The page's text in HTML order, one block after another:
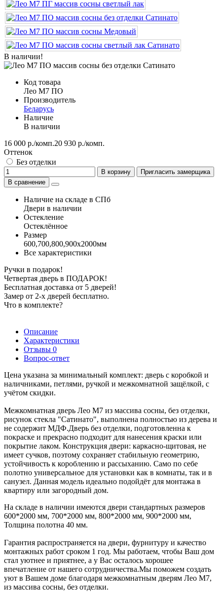
В наличии!
Код товара
Лео М7 ПО
Производитель
Беларусь
Наличие
В наличии
16 000 р./комп.20 930 р./комп.
Оттенок
Без отделки
В корзину
Пригласить замерщика
В сравнение
Наличие на складе в СПб
Двери в наличии
Остекление
Остеклённое
Размер
600,700,800,900х2000мм
Все характеристики
Ручки в подарок!
Четвертая дверь в ПОДАРОК!
Бесплатная доставка от 5 дверей!
Замер от 2-х дверей бесплатно.
Что в комплекте?
Описание
Характеристики
Отзывы 0
Вопрос-ответ
Цена указана за минимальный комплект: дверь с коробкой и
наличниками, петлями, ручкой и межкомнатной защёлкой, с
учётом скидки.
Межкомнатная дверь Лео М7 из массива сосны, без отделки,
рисунок стекла "Сатинато", выполнена полностью из дерева и
не содержит МДФ.Дверь без отделки, подготовленна к
покраске и прекрасно подходит для нанесения краски или
покрытие лаком. Конструкция двери: каркасно-щитовая, не
имеет сучков, поэтому сохраняет стабильную геометрию,
устойчивость к короблению и рассыханию. Само по себе
полотно универсальное для установки как в комнаты, так и в
санузел. Данная модель идеально подойдёт для монтажа в
квартиру или загородный дом.
На складе в наличии имеются двери стандартных размеров
600*2000 мм, 700*2000 мм, 800*2000 мм, 900*2000 мм,
Толщина полотна 40 мм.
Гарантия распространяется на двери, фурнитуру и качество
монтажных работ сроком 1 год. Мы работаем, чтобы Ваш дом
стал уютнее и приятнее, а у Вас осталось хорошее
впечатление от нашего сотрудничества.Мы поможем создать
уют в Вашем доме благодаря межкомнатным дверям Лео М7,
из массива сосны, без отделки.